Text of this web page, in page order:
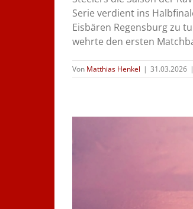
Serie verdient ins
Eisbären Regensburg zu
wehrte den ersten
Von Matthias Henkel | 31.03.2026 |